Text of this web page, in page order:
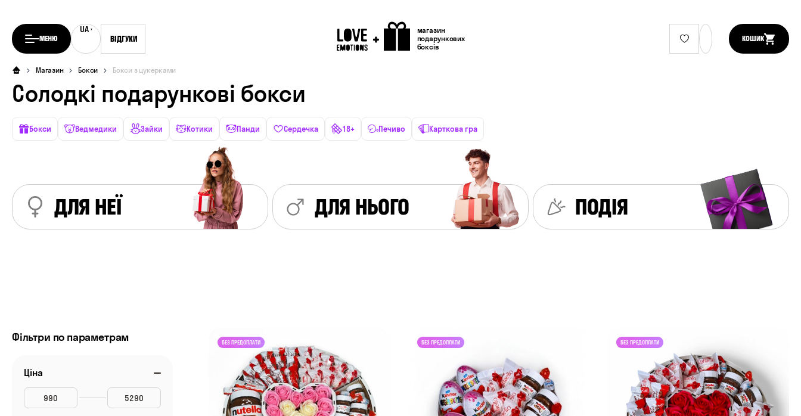
МЕНЮ
UA
RU ВІДГУКИ
магазин
подарункових
боксів
КОШИК
Магазин Бокси Бокси з цукерками
Бокси Ведмедики Зайки Котики Панди Сердечка 18+ Печиво Карткова гра
Солодкі подарункові бокси
ДЛЯ НЕЇ ДЛЯ НЬОГО ПОДІЯ
Фільтри по параметрам
Ціна